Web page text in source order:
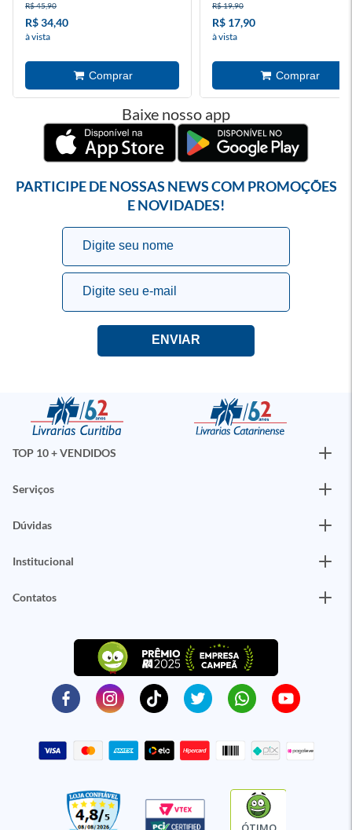
R$ 45,90
R$ 34,40
à vista
R$ 19,90
R$ 17,90
à vista
Baixe nosso app
PARTICIPE DE NOSSAS NEWS COM PROMOÇÕES
E NOVIDADES!
TOP 10 + VENDIDOS
Serviços
Dúvidas
Institucional
Contatos